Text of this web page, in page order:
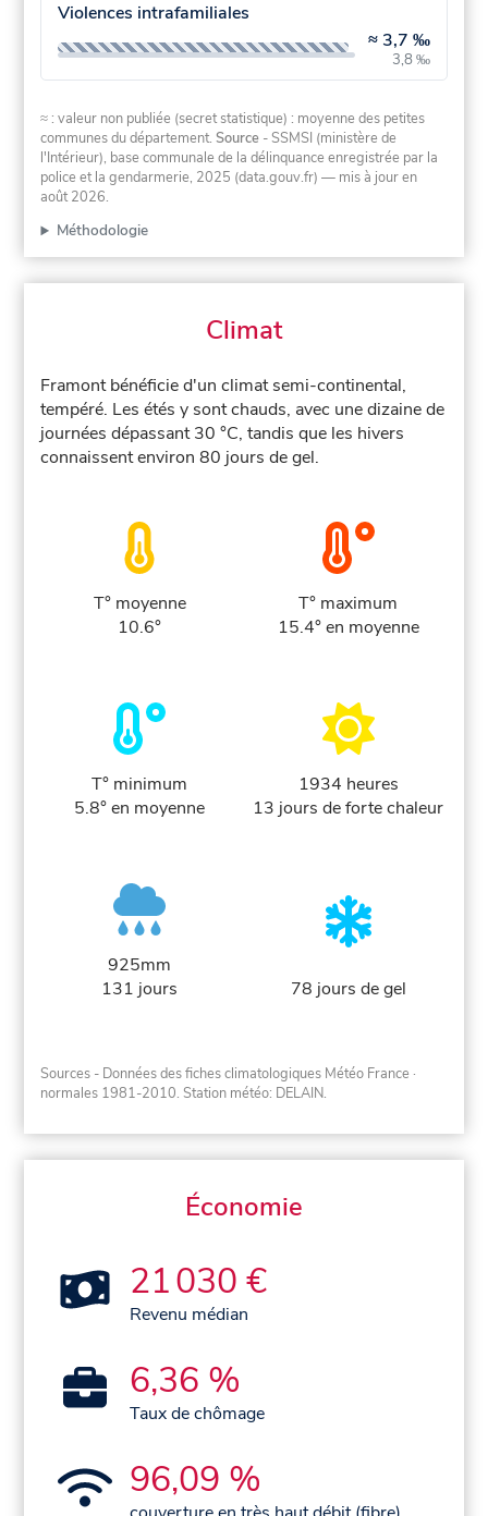
Violences intrafamiliales
≈ 3,7 ‰
3,8 ‰
≈ : valeur non publiée (secret statistique) : moyenne des petites
communes du département.Source - SSMSI (ministère de
l'Intérieur), base communale de la délinquance enregistrée par la
police et la gendarmerie, 2025 (data.gouv.fr) — mis à jour en
août 2026.
Méthodologie
Climat
Framont bénéficie d'un climat semi-continental,
tempéré. Les étés y sont chauds, avec une dizaine de
journées dépassant 30 °C, tandis que les hivers
connaissent environ 80 jours de gel.
T° moyenne
10.6°
T° maximum
15.4° en moyenne
T° minimum
5.8° en moyenne
1934 heures
13 jours de forte chaleur
925mm
131 jours
78 jours de gel
Sources - Données des fiches climatologiques Météo France ·
normales 1981-2010. Station météo: DELAIN.
Économie
21 030 €
Revenu médian
6,36 %
Taux de chômage
96,09 %